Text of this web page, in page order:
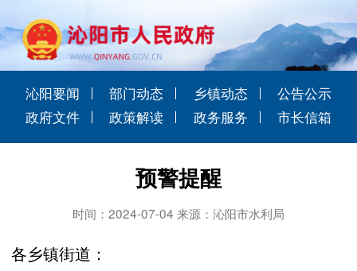
沁阳要闻 部门动态 乡镇动态
公告公示
政府文件
政策解读 政务服务 市长信箱
预警提醒
时间：2024-07-04 来源：沁阳市水利局
各乡镇街道：